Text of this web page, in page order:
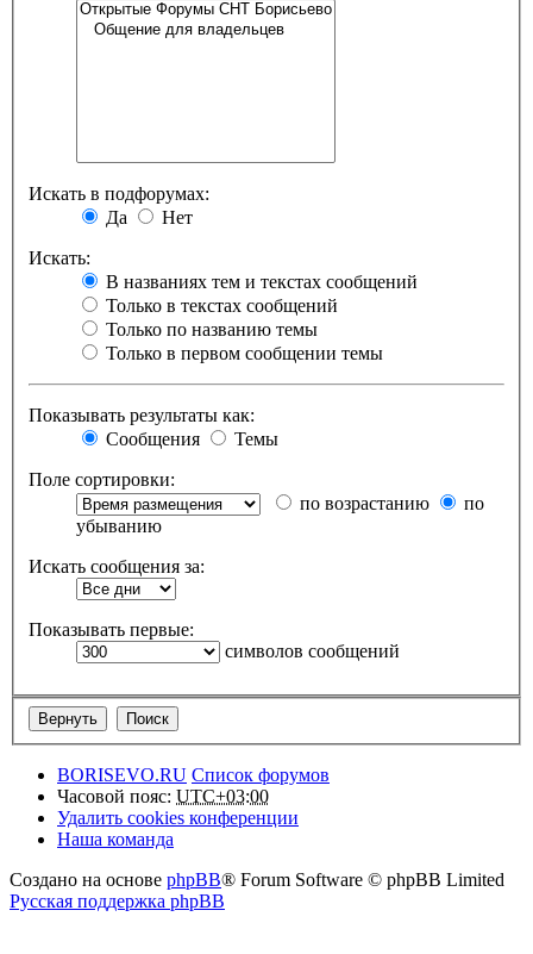
Искать в подфорумах:
Да
Нет
Искать:
В названиях тем и текстах сообщений
Только в текстах сообщений
Только по названию темы
Только в первом сообщении темы
Показывать результаты как:
Сообщения
Темы
Поле сортировки:
по возрастанию
по
убыванию
Искать сообщения за:
Показывать первые:
символов сообщений
BORISEVO.RU Список форумов
Часовой пояс: UTC+03:00
Удалить cookies конференции
Наша команда
Создано на основе phpBB® Forum Software © phpBB Limited
Русская поддержка phpBB